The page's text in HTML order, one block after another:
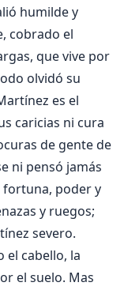
humilde y
cobrado el
que vive por
olvidó su
es el
caricias ni cura
de gente de
ni pensó jamás
fortuna, poder y
y ruegos;
severo.
el cabello, la
el suelo. Mas